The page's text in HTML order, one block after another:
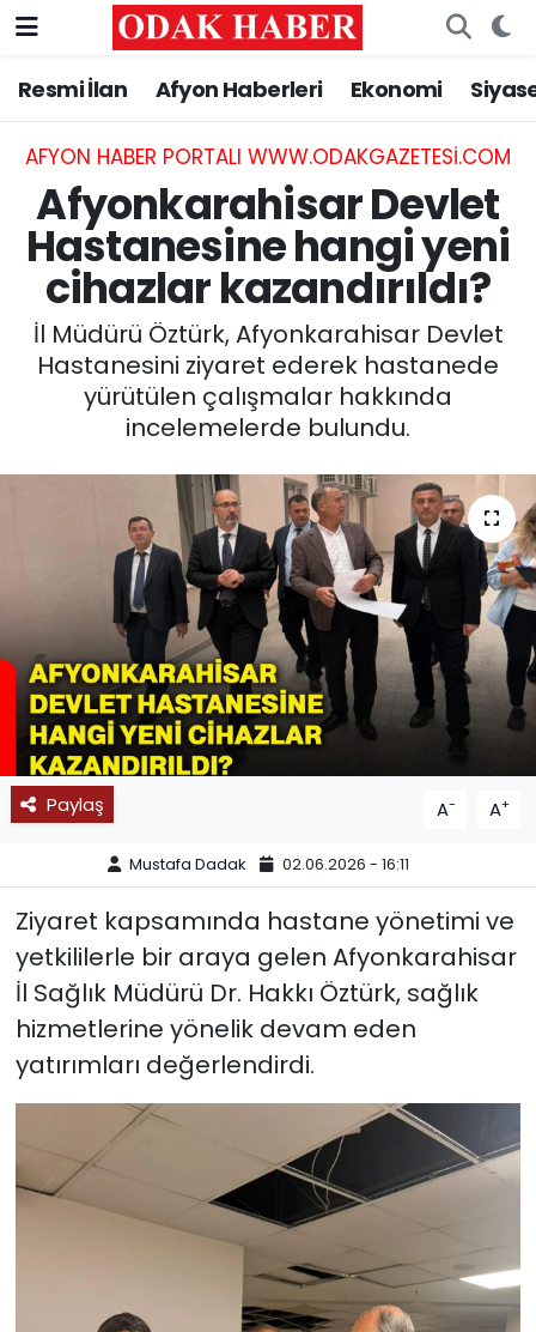
Resmi İlan Afyon Haberleri Ekonomi
AFYON HABER PORTALI WWW.ODAKGAZETESI.COM
Afyonkarahisar Devlet
Hastanesine hangi yeni
cihazlar kazandırıldı?
İl Müdürü Öztürk, Afyonkarahisar Devlet
Hastanesini ziyaret ederek hastanede
yürütülen çalışmalar hakkında
incelemelerde bulundu.
Paylaş A- A+
Mustafa Dadak 02.06.2026 - 16:11
Ziyaret kapsamında hastane yönetimi ve
yetkililerle bir araya gelen Afyonkarahisar
İl Sağlık Müdürü Dr. Hakkı Öztürk, sağlık
hizmetlerine yönelik devam eden
yatırımları değerlendirdi.
AFYONKARAHİSAR HABERLERİ
Resmi İlan
ASAYİŞ
GÜNCEL
SİYASET
EĞİTİM
SAĞLIK
SPOR
11:11 MANŞET
Nöbetçi Eczaneler
Hava Durumu
Trafik Durumu
Süper Lig Puan Durumu ve Fikstür
Tüm Manşetler
Son Dakika Haberleri